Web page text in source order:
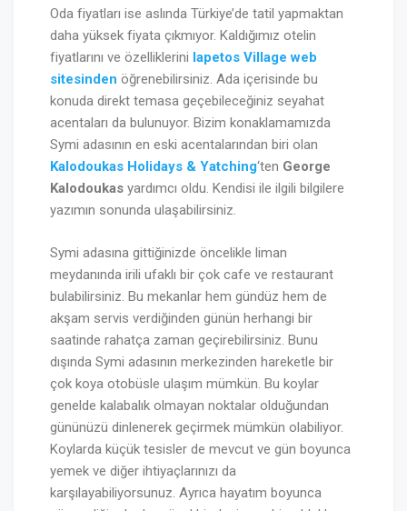
Oda fiyatları ise aslında Türkiye’de tatil yapmaktan
daha yüksek fiyata çıkmıyor. Kaldığımız otelin
fiyatlarını ve özelliklerini Iapetos Village web
sitesinden öğrenebilirsiniz. Ada içerisinde bu
konuda direkt temasa geçebileceğiniz seyahat
acentaları da bulunuyor. Bizim konaklamamızda
Symi adasının en eski acentalarından biri olan
Kalodoukas Holidays & Yatching‘ten George
Kalodoukas yardımcı oldu. Kendisi ile ilgili bilgilere
yazımın sonunda ulaşabilirsiniz.
Symi adasına gittiğinizde öncelikle liman
meydanında irili ufaklı bir çok cafe ve restaurant
bulabilirsiniz. Bu mekanlar hem gündüz hem de
akşam servis verdiğinden günün herhangi bir
saatinde rahatça zaman geçirebilirsiniz. Bunu
dışında Symi adasının merkezinden hareketle bir
çok koya otobüsle ulaşım mümkün. Bu koylar
genelde kalabalık olmayan noktalar olduğundan
gününüzü dinlenerek geçirmek mümkün olabiliyor.
Koylarda küçük tesisler de mevcut ve gün boyunca
yemek ve diğer ihtiyaçlarınızı da
karşılayabiliyorsunuz. Ayrıca hayatım boyunca